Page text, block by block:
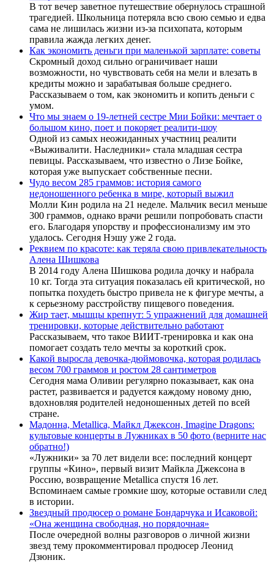
В тот вечер заветное путешествие обернулось страшной
трагедией. Школьница потеряла всю свою семью и едва
сама не лишилась жизни из-за психопата, которым
правила жажда легких денег.
Как экономить деньги при маленькой зарплате: советы
Скромный доход сильно ограничивает наши
возможности, но чувствовать себя на мели и влезать в
кредиты можно и зарабатывая больше среднего.
Рассказываем о том, как экономить и копить деньги с
умом.
Что мы знаем о 19-летней сестре Мии Бойки: мечтает о
большом кино, поет и покоряет реалити-шоу
Одной из самых неожиданных участниц реалити
«Выживалити. Наследники» стала младшая сестра
певицы. Рассказываем, что известно о Лизе Бойке,
которая уже выпускает собственные песни.
Чудо весом 285 граммов: история самого
недоношенного ребенка в мире, который выжил
Молли Кин родила на 21 неделе. Мальчик весил меньше
300 граммов, однако врачи решили попробовать спасти
его. Благодаря упорству и профессионализму им это
удалось. Сегодня Нэшу уже 2 года.
Реквием по красоте: как теряла свою привлекательность
Алена Шишкова
В 2014 году Алена Шишкова родила дочку и набрала
10 кг. Тогда эта ситуация показалась ей критической, но
попытка похудеть быстро привела не к фигуре мечты, а
к серьезному расстройству пищевого поведения.
Жир тает, мышцы крепнут: 5 упражнений для домашней
тренировки, которые действительно работают
Рассказываем, что такое ВИИТ-тренировка и как она
помогает создать тело мечты за короткий срок.
Какой выросла девочка-дюймовочка, которая родилась
весом 700 граммов и ростом 28 сантиметров
Сегодня мама Оливии регулярно показывает, как она
растет, развивается и радуется каждому новому дню,
вдохновляя родителей недоношенных детей по всей
стране.
Мадонна, Metallica, Майкл Джексон, Imagine Dragons:
культовые концерты в Лужниках в 50 фото (верните нас
обратно!)
«Лужники» за 70 лет видели все: последний концерт
группы «Кино», первый визит Майкла Джексона в
Россию, возвращение Metallica спустя 16 лет.
Вспоминаем самые громкие шоу, которые оставили след
в истории.
Звездный продюсер о романе Бондарчука и Исаковой:
«Она женщина свободная, но порядочная»
После очередной волны разговоров о личной жизни
звезд тему прокомментировал продюсер Леонид
Дзюник.